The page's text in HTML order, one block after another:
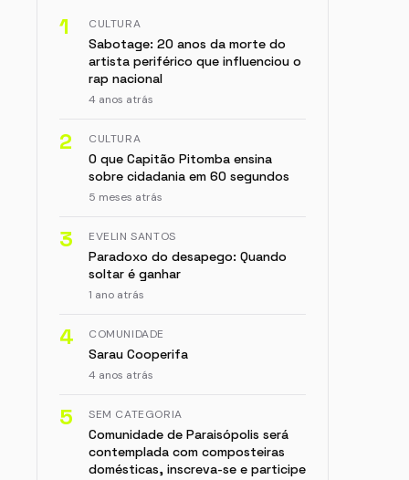
1 CULTURA
Sabotage: 20 anos da morte do
artista periférico que influenciou o
rap nacional
4 anos atrás
2 CULTURA
O que Capitão Pitomba ensina
sobre cidadania em 60 segundos
5 meses atrás
3 EVELIN SANTOS
Paradoxo do desapego: Quando
soltar é ganhar
1 ano atrás
4 COMUNIDADE
Sarau Cooperifa
4 anos atrás
5 SEM CATEGORIA
Comunidade de Paraisópolis será
contemplada com composteiras
domésticas, inscreva-se e participe